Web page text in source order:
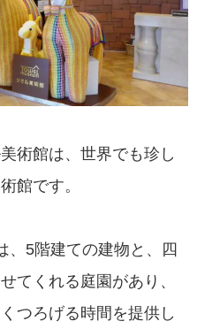
術館は、世界でも珍し
館です。
、5階建ての建物と、四
てくれる庭園があり、
つろげる時間を提供し